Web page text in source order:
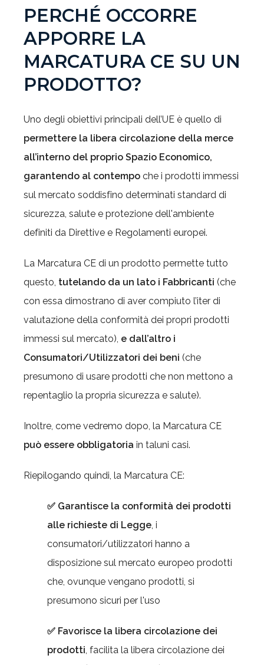
PERCHÉ OCCORRE
APPORRE LA
MARCATURA CE SU UN
PRODOTTO?
Uno degli obiettivi principali dell’UE è quello di
permettere la libera circolazione della merce
all’interno del proprio Spazio Economico,
garantendo al contempo che i prodotti immessi
sul mercato soddisfino determinati standard di
sicurezza, salute e protezione dell'ambiente
definiti da Direttive e Regolamenti europei.
La Marcatura CE di un prodotto permette tutto
questo, tutelando da un lato i Fabbricanti (che
con essa dimostrano di aver compiuto l’iter di
valutazione della conformità dei propri prodotti
immessi sul mercato), e dall’altro i
Consumatori/Utilizzatori dei beni (che
presumono di usare prodotti che non mettono a
repentaglio la propria sicurezza e salute).
Inoltre, come vedremo dopo, la Marcatura CE
può essere obbligatoria in taluni casi.
Riepilogando quindi, la Marcatura CE:
✅ Garantisce la conformità dei prodotti
alle richieste di Legge, i
consumatori/utilizzatori hanno a
disposizione sul mercato europeo prodotti
che, ovunque vengano prodotti, si
presumono sicuri per l'uso
✅ Favorisce la libera circolazione dei
prodotti, facilita la libera circolazione dei